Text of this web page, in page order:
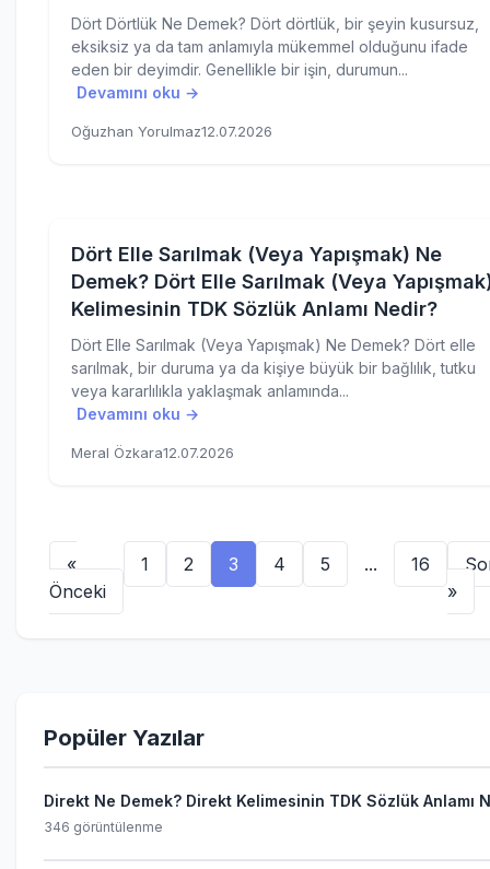
Dört Dörtlük Ne Demek? Dört dörtlük, bir şeyin kusursuz,
eksiksiz ya da tam anlamıyla mükemmel olduğunu ifade
eden bir deyimdir. Genellikle bir işin, durumun...
Devamını oku →
Oğuzhan Yorulmaz12.07.2026
Dört Elle Sarılmak (Veya Yapışmak) Ne
Demek? Dört Elle Sarılmak (Veya
Kelimesinin TDK Sözlük Anlamı Nedir?
Dört Elle Sarılmak (Veya Yapışmak) Ne Demek? Dört elle
sarılmak, bir duruma ya da kişiye büyük bir bağlılık, tutku
veya kararlılıkla yaklaşmak anlamında...
Devamını oku →
Meral Özkara12.07.2026
«
Önceki
1 2 3 4 5 ... 16
»
Popüler Yazılar
Direkt Ne Demek? Direkt Kelimesinin TDK Sözlük Anlamı
346 görüntülenme